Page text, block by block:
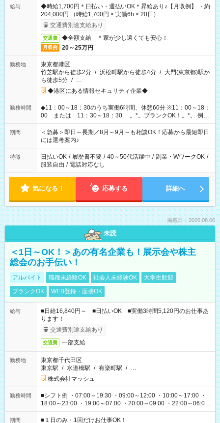
給与
◆時給1,700円＊日払い・週払いOK＊昇給あり♪【月収例】 ・約
204,000円 （時給1,700円 × 実働6h × 20日）
交通費別途支給あり
交通費 ◆全額支給 ＊家が少し遠くても安心！
月収例 20～25万円
勤務地
東京都港区
竹芝駅から徒歩2分 / 浜松町駅から徒歩4分 / 大門(東京都)駅か
ら徒歩5分 / …
◆港区にある情報セキュリティ企業◆
勤務時間
◆11：00～18：30のうち実働6時間、休憩60分 ※11：00～18：
00 または 11：30～18：30 。*。ブランクOK！。*。 例え
ば前職が、 在宅/財団法人/事務/コールセンター/受付/販売/カフェ
スタッフ スイーツ販売/ホテルフロント/化粧品販売/など 様々な
業界から入社して活躍されています♪
期間
＜急募＞即日～長期／8月～9月～も相談OK！応募から最短即日
には選考案内♪
特徴 日払いOK / 履歴書不要 / 40～50代活躍中 / 副業・WワークOK /
服装自由 / 電話対応なし
気になる！ 応募する 詳細へ
掲載日：2026.08.06
未読
＜1日～OK！＞あの有名企業も！展示会や株主
総会のお手伝い！
アルバイト 職種未経験OK 社会人未経験OK
大学生歓迎
ブランクOK
WEB登録・面接OK
給与
■日給16,840円～ ■日払いOK ■実働3時間5,120円のお仕事あ
ります！
交通費別途支給あり
交通費 一部支給
勤務地
東京都千代田区
東京駅 / 水道橋駅 / 有楽町駅 / …
株式会社マッシュ
勤務時間
■シフト例 ・07:00～19:30 ・09:00～12:00 ・10:00～17:00 ・
18:00～23:00 ・19:00～07:00 ・20:00～09:00 ・22:00～06:00
etc ★最短で3時間で5,120円のお仕事から 15時間で2万円近く稼
げるお仕事も！ ご希望のお時間に合わせてご紹介！ ※シフトは
期間 ■１日のみ・1回だけお仕事OK！